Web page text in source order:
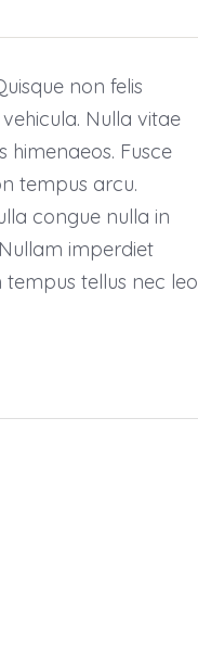
non felis
Nulla vitae
Fusce
tempus arcu.
congue nulla in
imperdiet
tellus nec leo